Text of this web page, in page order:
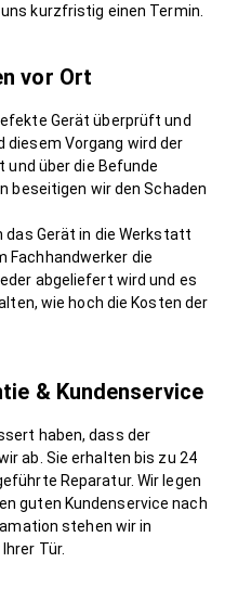
kurzfristig einen Termin.
vor Ort
Gerät überprüft und
diesem Vorgang wird der
und über die Befunde
beseitigen wir den Schaden
das Gerät in die Werkstatt
Fachhandwerker die
abgeliefert wird und es
wie hoch die Kosten der
& Kundenservice
haben, dass der
ab. Sie erhalten bis zu 24
Reparatur. Wir legen
guten Kundenservice nach
stehen wir in
Tür.